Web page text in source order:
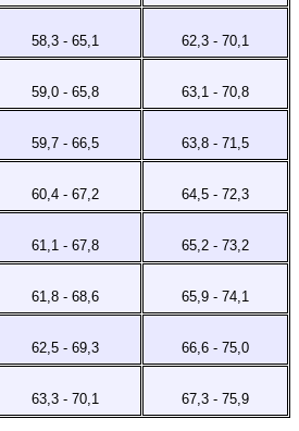
58,3 - 65,1 62,3 - 70,1
59,0 - 65,8 63,1 - 70,8
59,7 - 66,5 63,8 - 71,5
60,4 - 67,2 64,5 - 72,3
61,1 - 67,8 65,2 - 73,2
61,8 - 68,6 65,9 - 74,1
62,5 - 69,3 66,6 - 75,0
63,3 - 70,1 67,3 - 75,9